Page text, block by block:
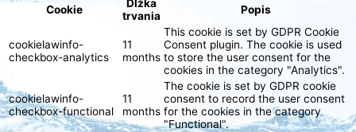
Cookie
Dĺžka
trvania
Popis
cookielawinfo-
checkbox-analytics
11
months
This cookie is set by GDPR Cookie
Consent plugin. The cookie is used
to store the user consent for the
cookies in the category "Analytics".
cookielawinfo-
checkbox-functional
11
months
The cookie is set by GDPR cookie
consent to record the user consent
for the cookies in the category
"Functional".